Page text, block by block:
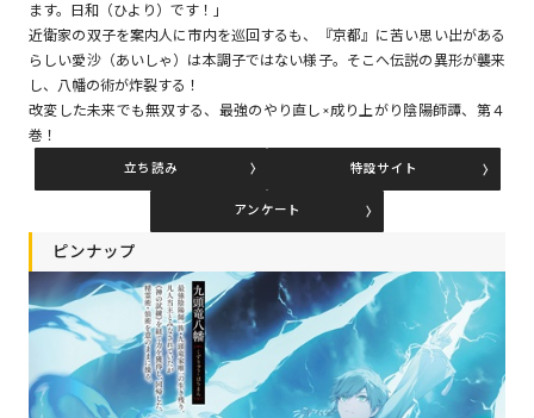
閉じる
ます。日和（ひより）です！」
近衛家の双子を案内人に市内を巡回するも、『京都』に苦い思い出がある
らしい愛沙（あいしゃ）は本調子ではない様子。そこへ伝説の異形が襲来
し、八幡の術が炸裂する！
改変した未来でも無双する、最強のやり直し×成り上がり陰陽師譚、第４
巻！
立ち読み 特設サイト
アンケート
ピンナップ